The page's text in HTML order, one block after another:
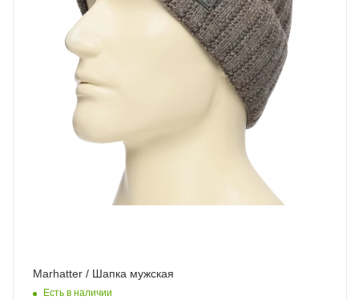
Marhatter / Шапка мужская
Есть в наличии